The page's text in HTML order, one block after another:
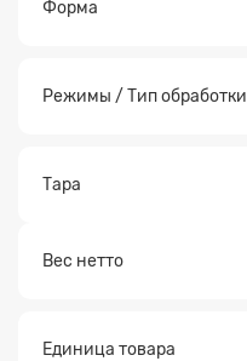
Форма
Режимы / Тип обработки
Тара
Вес нетто
Единица товара